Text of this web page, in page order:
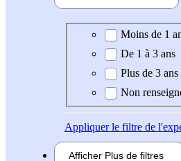
Expérience demandée
Moins de 1
De 1 à 3 ans
Plus de 3 ans
Non
Appliquerle filtre de
Afficher Plus de filtres